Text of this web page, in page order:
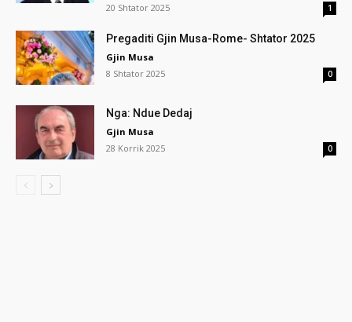
20 Shtator 2025
1
Pregaditi Gjin Musa-Rome- Shtator 2025
Gjin Musa
8 Shtator 2025
0
Nga: Ndue Dedaj
Gjin Musa
28 Korrik 2025
0